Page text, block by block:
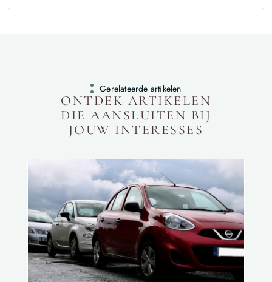
Gerelateerde artikelen
ONTDEK ARTIKELEN
DIE AANSLUITEN BIJ
JOUW INTERESSES